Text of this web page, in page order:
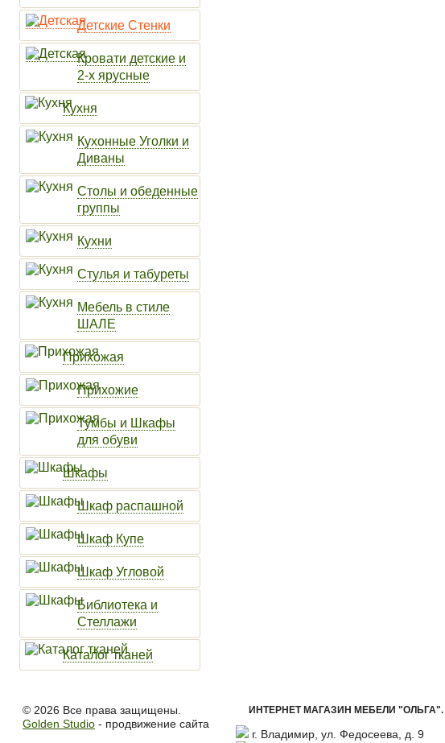
Детские Стенки
Кровати детские и
2-х ярусные
Кухня
Кухонные Уголки и
Диваны
Столы и обеденные
группы
Кухни
Стулья и табуреты
Мебель в стиле
ШАЛЕ
Прихожая
Прихожие
Тумбы и Шкафы
для обуви
Шкафы
Шкаф распашной
Шкаф Купе
Шкаф Угловой
Библиотека и
Стеллажи
Каталог тканей
© 2026 Все права защищены.
Golden Studio - продвижение сайта
ИНТЕРНЕТ МАГАЗИН МЕБЕЛИ "ОЛЬГА".
г. Владимир, ул. Федосеева, д. 9